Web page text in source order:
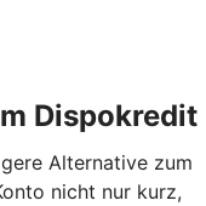
Dispokredit
Alternative zum
nicht nur kurz,